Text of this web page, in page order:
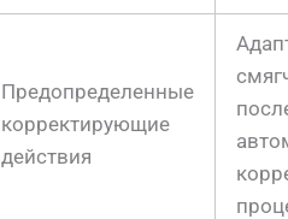
Предопределенные
корректирующие
действия